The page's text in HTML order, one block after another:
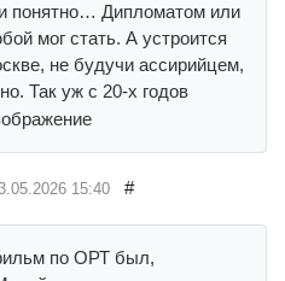
понятно… Дипломатом или
мог стать. А устроится
не будучи ассирийцем,
Так уж с 20-х годов
15:40 #
по ОРТ был,